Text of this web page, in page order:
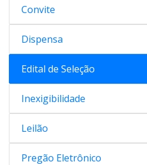
Convite
Dispensa
Edital de Seleção
Inexigibilidade
Leilão
Pregão Eletrônico